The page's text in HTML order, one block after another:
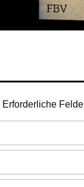
Erforderliche